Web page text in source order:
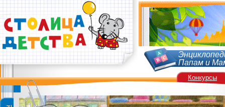
Папам и
Конкурсы